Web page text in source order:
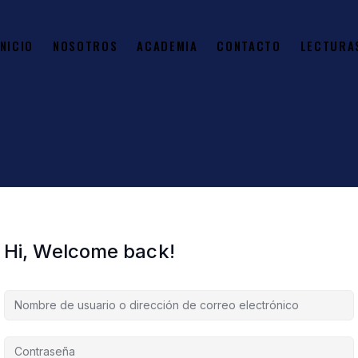
NOSOTROS ACADEMIA CONTACTO
Hi, Welcome back!